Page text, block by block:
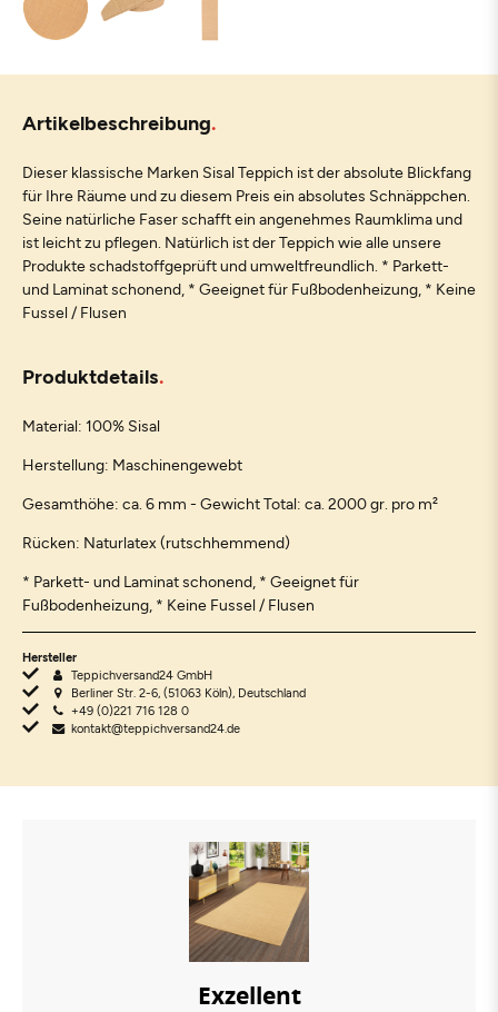
Artikelbeschreibung
Dieser klassische Marken Sisal Teppich ist der absolute Blickfang
für Ihre Räume und zu diesem Preis ein absolutes Schnäppchen.
Seine natürliche Faser schafft ein angenehmes Raumklima und
ist leicht zu pflegen. Natürlich ist der Teppich wie alle unsere
Produkte schadstoffgeprüft und umweltfreundlich. * Parkett-
und Laminat schonend, * Geeignet für Fußbodenheizung, * Keine
Fussel / Flusen
Produktdetails
Material: 100% Sisal
Herstellung: Maschinengewebt
Gesamthöhe: ca. 6 mm - Gewicht Total: ca. 2000 gr. pro m²
Rücken: Naturlatex (rutschhemmend)
* Parkett- und Laminat schonend, * Geeignet für
Fußbodenheizung, * Keine Fussel / Flusen
Hersteller
Teppichversand24 GmbH
Berliner Str. 2-6, (51063 Köln), Deutschland
+49 (0)221 716 128 0
kontakt@teppichversand24.de
Exzellent